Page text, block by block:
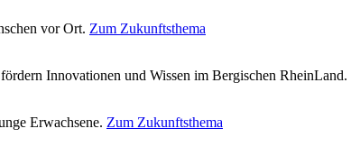
vor Ort. Zum Zukunftsthema
Innovationen und Wissen im Bergischen RheinLand.
Erwachsene. Zum Zukunftsthema